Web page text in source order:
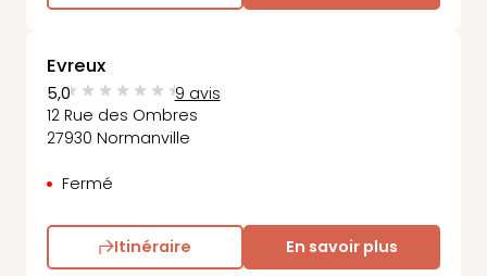
Evreux
5,0
9 avis
12 Rue des Ombres
27930 Normanville
Fermé
Itinéraire En savoir plus